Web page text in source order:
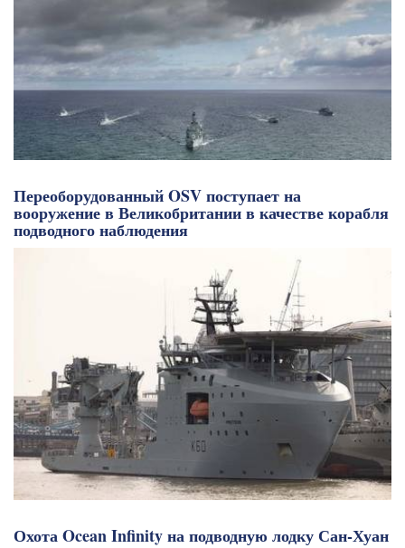
Переоборудованный OSV поступает на
вооружение в Великобритании в качестве корабля
подводного наблюдения
Охота Ocean Infinity на подводную лодку Сан-Хуан